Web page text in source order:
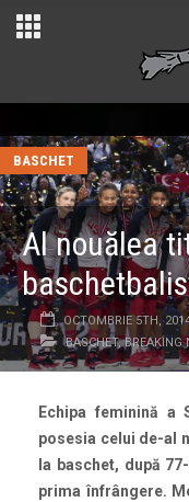
BASCHET
Al nouălea
OCTOMBRIE 5TH,
BASCHET,BREAKING
Echipa feminină a
posesia celui de-al
la baschet, după
prima înfrângere.